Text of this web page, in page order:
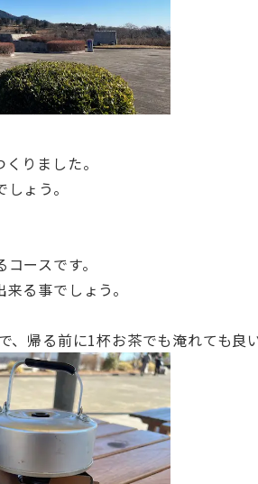
りました。
ょう。
ースです。
る事でしょう。
帰る前に1杯お茶でも淹れても良